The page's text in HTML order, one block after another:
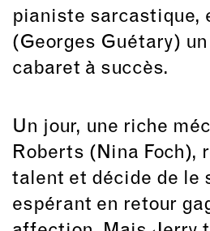
pianiste sarcastique,
(Georges Guétary)
cabaret à succès.
Un jour, une riche
Roberts (Nina Foch),
talent et décide de le
espérant en retour